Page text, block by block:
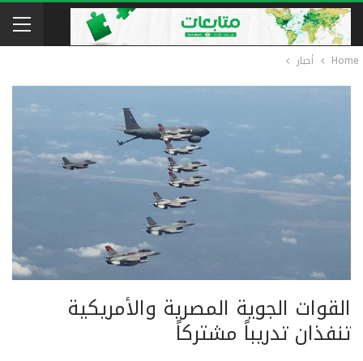
Home أخبار
القوات الجوية المصرية والأمريكية
تنفذان تدريباً مشتركاً